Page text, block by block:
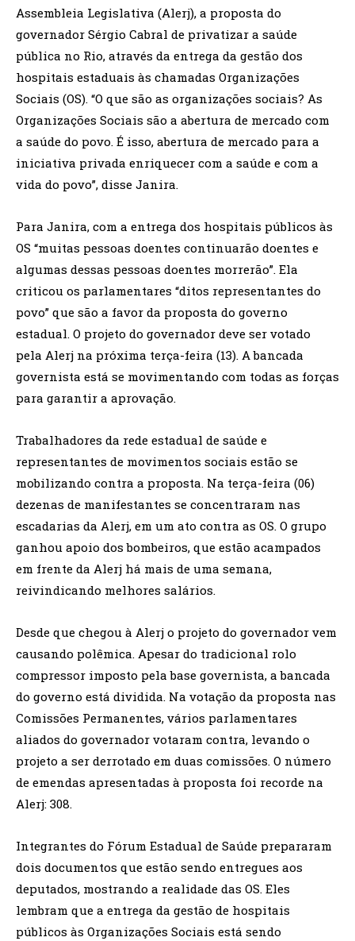
Assembleia Legislativa (Alerj), a proposta do
governador Sérgio Cabral de privatizar a saúde
pública no Rio, através da entrega da gestão dos
hospitais estaduais às chamadas Organizações
Sociais (OS). “O que são as organizações sociais? As
Organizações Sociais são a abertura de mercado com
a saúde do povo. É isso, abertura de mercado para a
iniciativa privada enriquecer com a saúde e com a
vida do povo”, disse Janira.
Para Janira, com a entrega dos hospitais públicos às
OS “muitas pessoas doentes continuarão doentes e
algumas dessas pessoas doentes morrerão”. Ela
criticou os parlamentares “ditos representantes do
povo” que são a favor da proposta do governo
estadual. O projeto do governador deve ser votado
pela Alerj na próxima terça-feira (13). A bancada
governista está se movimentando com todas as forças
para garantir a aprovação.
Trabalhadores da rede estadual de saúde e
representantes de movimentos sociais estão se
mobilizando contra a proposta. Na terça-feira (06)
dezenas de manifestantes se concentraram nas
escadarias da Alerj, em um ato contra as OS. O grupo
ganhou apoio dos bombeiros, que estão acampados
em frente da Alerj há mais de uma semana,
reivindicando melhores salários.
Desde que chegou à Alerj o projeto do governador vem
causando polêmica. Apesar do tradicional rolo
compressor imposto pela base governista, a bancada
do governo está dividida. Na votação da proposta nas
Comissões Permanentes, vários parlamentares
aliados do governador votaram contra, levando o
projeto a ser derrotado em duas comissões. O número
de emendas apresentadas à proposta foi recorde na
Alerj: 308.
Integrantes do Fórum Estadual de Saúde prepararam
dois documentos que estão sendo entregues aos
deputados, mostrando a realidade das OS. Eles
lembram que a entrega da gestão de hospitais
públicos às Organizações Sociais está sendo